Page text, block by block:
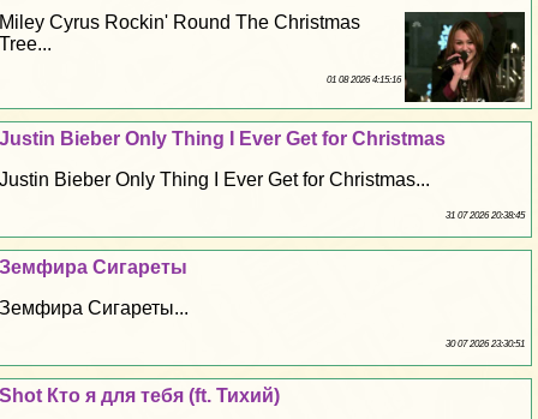
Miley Cyrus Rockin' Round The Christmas
Tree...
01 08 2026 4:15:16
Justin Bieber Only Thing I Ever Get for Christmas
Justin Bieber Only Thing I Ever Get for Christmas...
31 07 2026 20:38:45
Земфира Сигареты
Земфира Сигареты...
30 07 2026 23:30:51
Shot Кто я для тебя (ft. Тихий)